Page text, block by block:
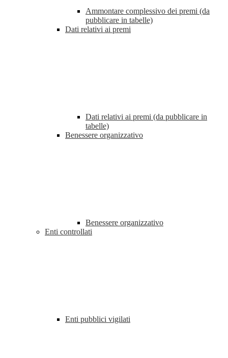
Ammontare complessivo dei premi (da
pubblicare in tabelle)
Dati relativi ai premi
Dati relativi ai premi (da pubblicare in
tabelle)
Benessere organizzativo
Benessere organizzativo
Enti controllati
Enti pubblici vigilati